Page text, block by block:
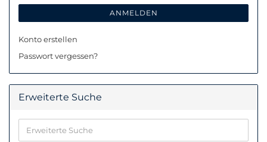
ANMELDEN
Konto erstellen
Passwort vergessen?
Erweiterte Suche
Suche